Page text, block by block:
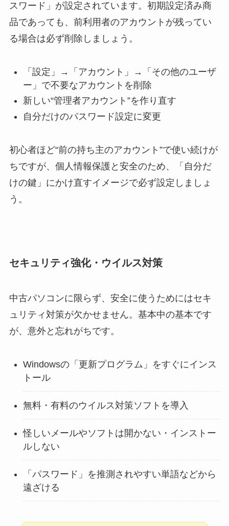
スワード」が設定されています。初期設定済み商
品であっても、前利用者のアカウントが残ってい
る場合は必ず削除しましょう。
「設定」→「アカウント」→「その他のユーザ
ー」で不要なアカウントを削除
新しい“管理者アカウント”を作り直す
自分だけのパスワード設定に変更
初心者ほど“前の持ち主のアカウント”で使い続けが
ちですが、個人情報保護と安全のため、「自分だ
けの鍵」にかけ直すイメージで必ず設定しましょ
う。
セキュリティ強化・ウイルス対策
中古パソコンに限らず、安全に使うためにはセキ
ュリティ対策が欠かせません。基本中の基本です
が、意外と忘れがちです。
Windowsの「更新プログラム」をすぐにインス
トール
無料・有料のウイルス対策ソフトを導入
怪しいメールやソフトは開かない・インストー
ルしない
「パスワード」を推測されやすい単語などから
遠ざける